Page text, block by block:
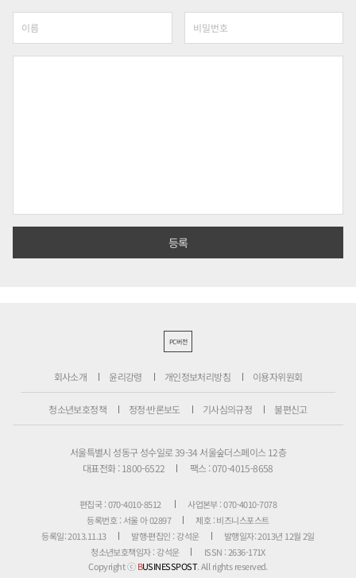
PC버전
회사소개 윤리강령 개인정보처리방침 이용자위원회
청소년보호정책 정정·반론보도 기사심의규정 불편신고
서울특별시 성동구 성수일로 39-34 서울숲더스페이스 12층
대표전화 : 1800-6522
팩스 : 070-4015-8658
편집국 : 070-4010-8512
사업본부 : 070-4010-7078
등록번호 : 서울 아 02897
제호 : 비즈니스포스트
등록일: 2013.11.13
발행·편집인 : 강석운
발행일자: 2013년 12월 2일
청소년보호책임자 : 강석운
ISSN : 2636-171X
Copyright ⓒBUSINESSPOST. All rights reserved.